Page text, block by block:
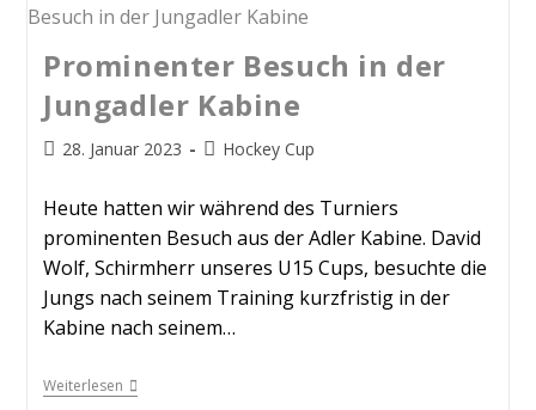
Prominenter Besuch in der
Jungadler Kabine
28. Januar 2023 Hockey Cup
Heute hatten wir während des Turniers
prominenten Besuch aus der Adler Kabine. David
Wolf, Schirmherr unseres U15 Cups, besuchte die
Jungs nach seinem Training kurzfristig in der
Kabine nach seinem…
Weiterlesen